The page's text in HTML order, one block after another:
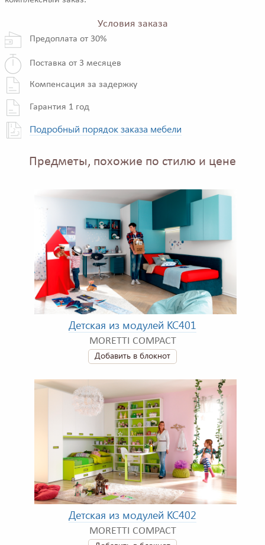
Условия заказа
Предоплата от 30%
Поставка от 3 месяцев
Компенсация за задержку
Гарантия 1 год
Подробный порядок заказа мебели
Предметы, похожие по стилю и цене
Детская из модулей KC401
MORETTI COMPACT
Добавить в блокнот
Детская из модулей KC402
MORETTI COMPACT